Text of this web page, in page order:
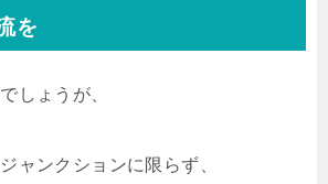
を
しょうが、
ャンクションに限らず、